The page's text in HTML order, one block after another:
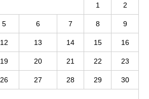
1 2
5 6 7 8 9
12 13 14 15 16
19 20 21 22 23
26 27 28 29 30